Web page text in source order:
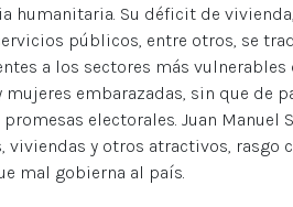
humanitaria. Su déficit de
públicos, entre otros, se
a los sectores más
mujeres embarazadas, sin que de
electorales. Juan
viviendas y otros atractivos, rasgo
mal gobierna al país.